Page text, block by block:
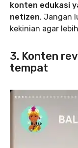
konten edukasi
netizen. Jangan
kekinian agar
3. Konten
tempat